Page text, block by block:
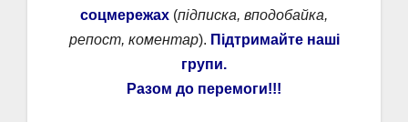
соцмережах (підписка, вподобайка,
репост, коментар). Підтримайте наші
групи.
Разом до перемоги!!!